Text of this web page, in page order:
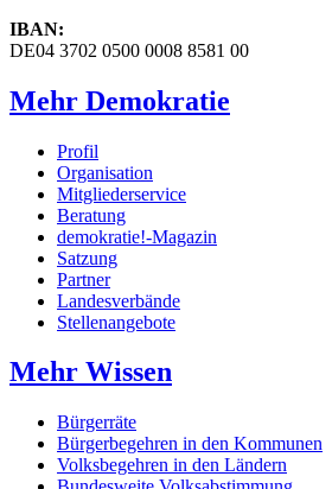
IBAN:
DE04 3702 0500 0008 8581 00
Mehr Demokratie
Profil
Organisation
Mitgliederservice
Beratung
demokratie!-Magazin
Satzung
Partner
Landesverbände
Stellenangebote
Mehr Wissen
Bürgerräte
Bürgerbegehren in den Kommunen
Volksbegehren in den Ländern